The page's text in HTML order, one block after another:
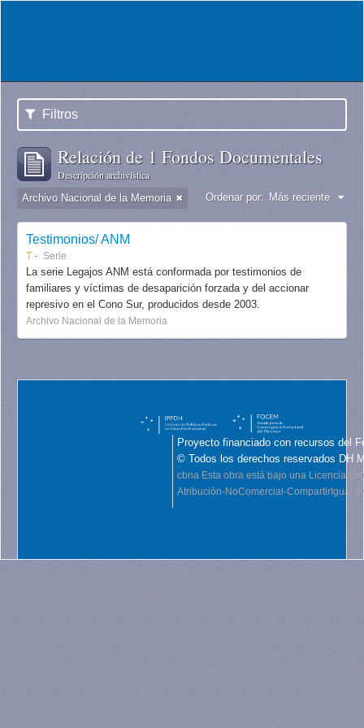
Filtros
Relación de 1 Fondos Documentales
Descripción archivística
Archivo Nacional de la Memoria Ordenar por: Más reciente
Testimonios/ ANM
T Serie
La serie Legajos ANM está conformada por testimonios de
familiares y víctimas de desaparición forzada y del accionar
represivo en el Cono Sur, producidos desde 2003.
Archivo Nacional de la Memoria
Proyecto financiado con recursos del
© Todos los derechos reservados DH
cbna Esta obra está bajo una Licencia
Atribución-NoComercial-CompartirIgual